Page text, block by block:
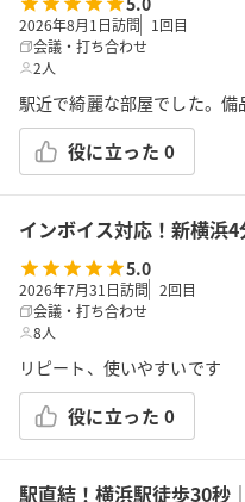
2026年8月1日訪問 1 回目
会議・打ち合わせ
2人
駅近で綺麗な部屋でした。備
役に立った 0
5.0
2026年7月31日訪問 2回目
会議・打ち合わせ
8人
リピート、使いやすいです
役に立った 0